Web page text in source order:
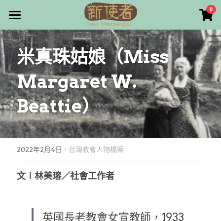
0
最新消息
關於我們
雜誌目錄
雜誌專欄
最新文章
編者的話
本期主題
台灣教會人物檔案
畫話人生
寫寫畫畫
漫畫
訂購/奉獻/廣告刊登
好站連結
搜索
米真珠姑娘（Miss
Margaret W.
Beattie）
2022年2月4日 · 台灣教會人物檔案
文∣林美瑢／社會工作者
英國長老教會女宣教師，1933
×
商品分類
所有商品分類